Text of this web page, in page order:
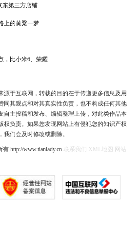
东第三方店铺
上的黄粱一梦
，比小米6、荣耀
源于互联网，转载的目的在于传递更多信息及用
同其观点和对其真实性负责，也不构成任何其他
自主投稿和发布、编辑整理上传，对此类作品本
权负责。如果您发现网站上有侵犯您的知识产权
们会及时修改或删除。
http://www.tianlady.cn 联系我们 XML地图
网站